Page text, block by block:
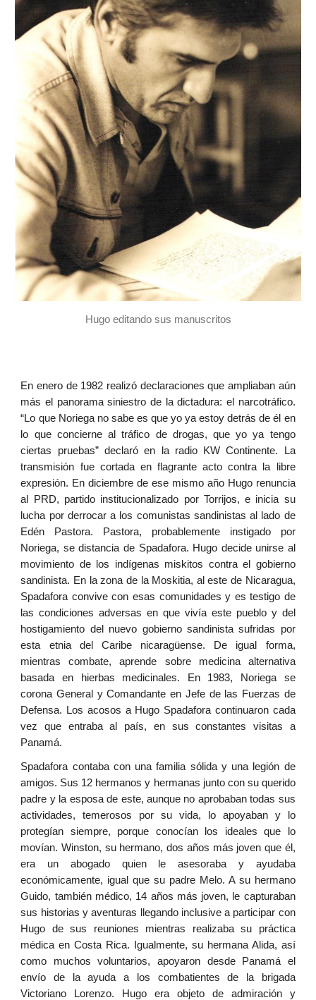
Hugo editando sus manuscritos
En enero de 1982 realizó declaraciones que ampliaban aún
más el panorama siniestro de la dictadura: el narcotráfico.
“Lo que Noriega no sabe es que yo ya estoy detrás de él en
lo que concierne al tráfico de drogas, que yo ya tengo
ciertas pruebas” declaró en la radio KW Continente. La
transmisión fue cortada en flagrante acto contra la libre
expresión. En diciembre de ese mismo año Hugo renuncia
al PRD, partido institucionalizado por Torrijos, e inicia su
lucha por derrocar a los comunistas sandinistas al lado de
Edén Pastora. Pastora, probablemente instigado por
Noriega, se distancia de Spadafora. Hugo decide unirse al
movimiento de los indígenas miskitos contra el gobierno
sandinista. En la zona de la Moskitia, al este de Nicaragua,
Spadafora convive con esas comunidades y es testigo de
las condiciones adversas en que vivía este pueblo y del
hostigamiento del nuevo gobierno sandinista sufridas por
esta etnia del Caribe nicaragüense. De igual forma,
mientras combate, aprende sobre medicina alternativa
basada en hierbas medicinales. En 1983, Noriega se
corona General y Comandante en Jefe de las Fuerzas de
Defensa. Los acosos a Hugo Spadafora continuaron cada
vez que entraba al país, en sus constantes visitas a
Panamá.
Spadafora contaba con una familia sólida y una legión de
amigos. Sus 12 hermanos y hermanas junto con su querido
padre y la esposa de este, aunque no aprobaban todas sus
actividades, temerosos por su vida, lo apoyaban y lo
protegían siempre, porque conocían los ideales que lo
movían. Winston, su hermano, dos años más joven que él,
era un abogado quien le asesoraba y ayudaba
económicamente, igual que su padre Melo. A su hermano
Guido, también médico, 14 años más joven, le capturaban
sus historias y aventuras llegando inclusive a participar con
Hugo de sus reuniones mientras realizaba su práctica
médica en Costa Rica. Igualmente, su hermana Alida, así
como muchos voluntarios, apoyaron desde Panamá el
envío de la ayuda a los combatientes de la brigada
Victoriano Lorenzo. Hugo era objeto de admiración y